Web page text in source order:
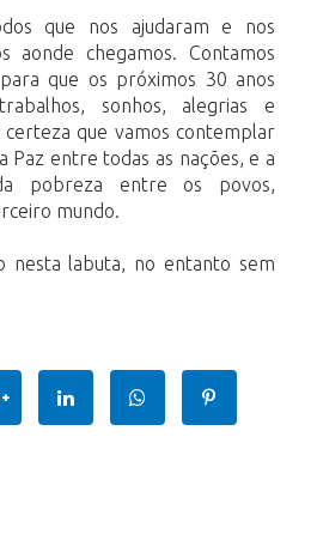
que nos ajudaram e nos
aonde chegamos. Contamos
que os próximos 30 anos
sonhos, alegrias e
que vamos contemplar
Paz entre todas as nações, e a
pobreza entre os povos,
mundo.
nesta labuta, no entanto sem